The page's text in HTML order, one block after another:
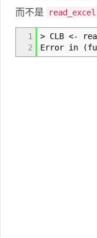
而不是 read_excel
1
2
> CLB <-
Error in